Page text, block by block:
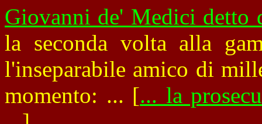
Giovanni de' Medici detto
la seconda volta alla
l'inseparabile amico di
momento: ... [... la